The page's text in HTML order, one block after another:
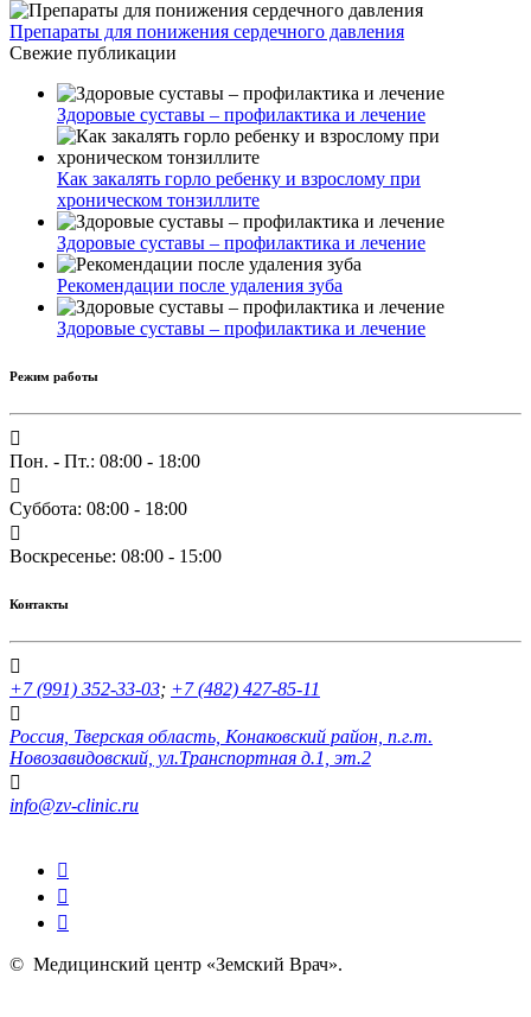
Препараты для понижения сердечного давления
Свежие публикации
Здоровые суставы – профилактика и лечение
Как закалять горло ребенку и взрослому при
хроническом тонзиллите
Здоровые суставы – профилактика и лечение
Рекомендации после удаления зуба
Здоровые суставы – профилактика и лечение
Режим работы
Пон. - Пт.: 08:00 - 18:00
Суббота: 08:00 - 18:00
Воскресенье: 08:00 - 15:00
Контакты
+7 (991) 352-33-03; +7 (482) 427-85-11
Россия, Тверская область, Конаковский район, п.г.т.
Новозавидовский, ул.Транспортная д.1, эт.2
info@zv-clinic.ru
© Медицинский центр «Земский Врач».